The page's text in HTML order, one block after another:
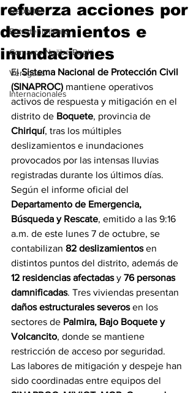
Deportes
Entretenimiento
Comarca Ngäbe-Buglé
Veraguas
Internacionales
refuerza acciones por
deslizamientos e
inundaciones
El Sistema Nacional de Protección Civil
(SINAPROC) mantiene operativos
activos de respuesta y mitigación en el
distrito de Boquete, provincia de
Chiriquí, tras los múltiples
deslizamientos e inundaciones
provocados por las intensas lluvias
registradas durante los últimos días.
Según el informe oficial del
Departamento de Emergencia,
Búsqueda y Rescate, emitido a las 9:16
a.m. de este lunes 7 de octubre, se
contabilizan 82 deslizamientos en
distintos puntos del distrito, además de
12 residencias afectadas y 76 personas
damnificadas. Tres viviendas presentan
daños estructurales severos en los
sectores de Palmira, Bajo Boquete y
Volcancito, donde se mantiene
restricción de acceso por seguridad.
Las labores de mitigación y despeje han
sido coordinadas entre equipos del